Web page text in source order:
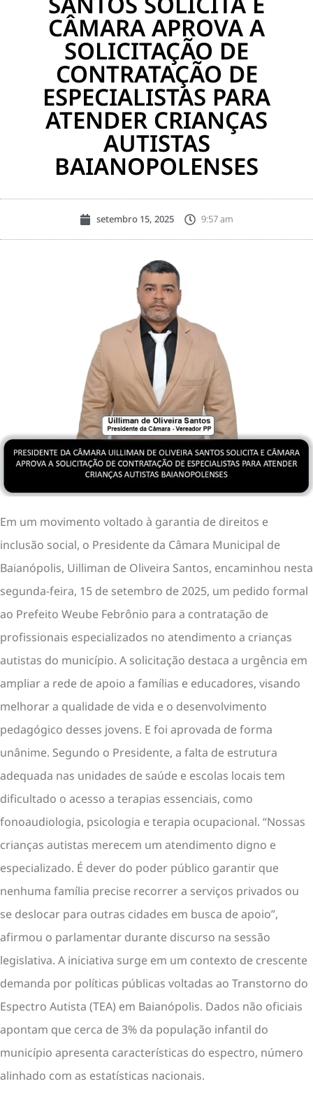
CÂMARA APROVA A
SOLICITAÇÃO DE
CONTRATAÇÃO DE
ESPECIALISTAS PARA
ATENDER CRIANÇAS
AUTISTAS
BAIANOPOLENSES
setembro 15, 2025 9:57 am
Em um movimento voltado à garantia de direitos e
inclusão social, o Presidente da Câmara Municipal de
Baianópolis, Uilliman de Oliveira Santos, encaminhou nesta
segunda-feira, 15 de setembro de 2025, um pedido formal
ao Prefeito Weube Febrônio para a contratação de
profissionais especializados no atendimento a crianças
autistas do município. A solicitação destaca a urgência em
ampliar a rede de apoio a famílias e educadores, visando
melhorar a qualidade de vida e o desenvolvimento
pedagógico desses jovens. E foi aprovada de forma
unânime. Segundo o Presidente, a falta de estrutura
adequada nas unidades de saúde e escolas locais tem
dificultado o acesso a terapias essenciais, como
fonoaudiologia, psicologia e terapia ocupacional. “Nossas
crianças autistas merecem um atendimento digno e
especializado. É dever do poder público garantir que
nenhuma família precise recorrer a serviços privados ou
se deslocar para outras cidades em busca de apoio”,
afirmou o parlamentar durante discurso na sessão
legislativa. A iniciativa surge em um contexto de crescente
demanda por políticas públicas voltadas ao Transtorno do
Espectro Autista (TEA) em Baianópolis. Dados não oficiais
apontam que cerca de 3% da população infantil do
município apresenta características do espectro, número
alinhado com as estatísticas nacionais.